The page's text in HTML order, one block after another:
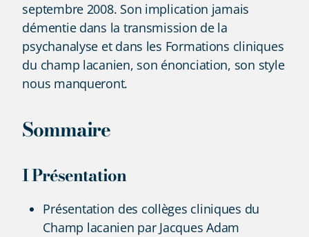
septembre 2008. Son implication jamais
démentie dans la transmission de la
psychanalyse et dans les Formations cliniques
du champ lacanien, son énonciation, son style
nous manqueront.
Sommaire
I Présentation
Présentation des collèges cliniques du
Champ lacanien par Jacques Adam